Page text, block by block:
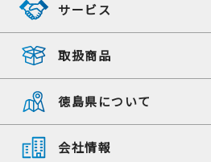
サービス
取扱商品
徳島県について
会社情報